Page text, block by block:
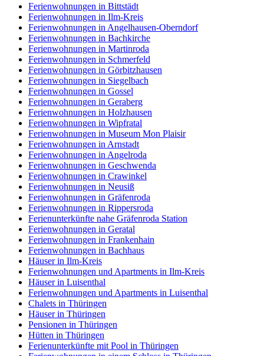
Ferienwohnungen in Bittstädt
Ferienwohnungen in Ilm-Kreis
Ferienwohnungen in Angelhausen-Oberndorf
Ferienwohnungen in Bachkirche
Ferienwohnungen in Martinroda
Ferienwohnungen in Schmerfeld
Ferienwohnungen in Görbitzhausen
Ferienwohnungen in Siegelbach
Ferienwohnungen in Gossel
Ferienwohnungen in Geraberg
Ferienwohnungen in Holzhausen
Ferienwohnungen in Wipfratal
Ferienwohnungen in Museum Mon Plaisir
Ferienwohnungen in Arnstadt
Ferienwohnungen in Angelroda
Ferienwohnungen in Geschwenda
Ferienwohnungen in Crawinkel
Ferienwohnungen in Neusiß
Ferienwohnungen in Gräfenroda
Ferienwohnungen in Rippersroda
Ferienunterkünfte nahe Gräfenroda Station
Ferienwohnungen in Geratal
Ferienwohnungen in Frankenhain
Ferienwohnungen in Bachhaus
Häuser in Ilm-Kreis
Ferienwohnungen und Apartments in Ilm-Kreis
Häuser in Luisenthal
Ferienwohnungen und Apartments in Luisenthal
Chalets in Thüringen
Häuser in Thüringen
Pensionen in Thüringen
Hütten in Thüringen
Ferienunterkünfte mit Pool in Thüringen